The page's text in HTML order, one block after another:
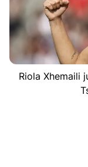
Riola Xhemaili